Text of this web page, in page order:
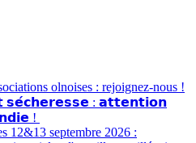
olnoises : rejoignez-nous !
𝘀𝗲́𝗰𝗵𝗲𝗿𝗲𝘀𝘀𝗲 : 𝗮𝘁𝘁𝗲𝗻𝘁𝗶𝗼𝗻
!
12&13 septembre 2026 :